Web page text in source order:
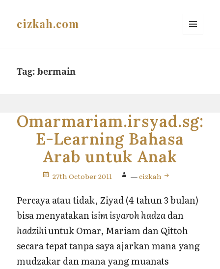
cizkah.com
Tag:bermain
Omarmariam.irsyad.sg:
E-Learning Bahasa
Arab untuk Anak
27th October 2011 —cizkah
Percaya atau tidak, Ziyad (4 tahun 3 bulan)
bisa menyatakanisim isyaroh hadzadan
hadzihiuntuk Omar, Mariam dan Qittoh
secara tepat tanpa saya ajarkan mana yang
mudzakar dan mana yang muanats